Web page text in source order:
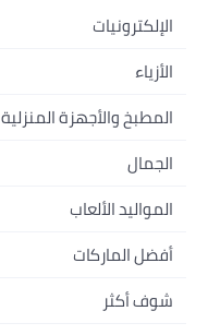
الإلكترونيات
الهواتف المتحركة
أجهزة الكمبيوتر المحمولة
التلفزيونات
أجهزة الألعاب
إكسسوارات الجوال
الأجهزة القابلة للارتداء
الأزياء
أحذية رياضية رجالية
الساعات
حقائب الظهر
بلوزات نسائية
النظارات
المطبخ والأجهزة المنزلية
الأجهزة الكبيرة
التخزين
الأثاث
أدوات الطبخ
الجمال
العطور
العناية بالشعر
العناية الشخصية
المواليد الألعاب
أثاث الأطفال
الحفاضات
أفضل الماركات
أبل
شوف أكثر